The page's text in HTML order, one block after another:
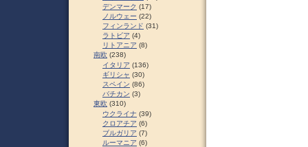
デンマーク (17)
ノルウェー (22)
フィンランド (31)
ラトビア (4)
リトアニア (8)
南欧 (238)
イタリア (136)
ギリシャ (30)
スペイン (86)
バチカン (3)
東欧 (310)
ウクライナ (39)
クロアチア (6)
ブルガリア (7)
ルーマニア (6)